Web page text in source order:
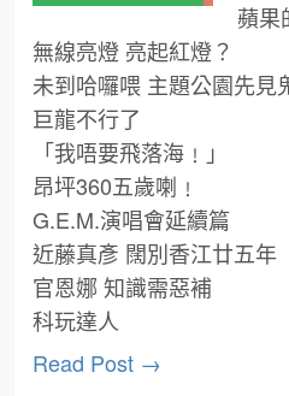
蘋果
無線亮燈 亮起紅燈？
未到哈囉喂 主題公園先見
巨龍不行了
「我唔要飛落海﹗」
昂坪360五歲喇﹗
G.E.M.演唱會延續篇
近藤真彥 闊別香江廿五年
官恩娜 知識需惡補
科玩達人
Read Post →